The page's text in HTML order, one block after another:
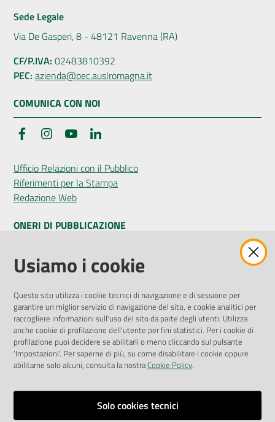
Sede Legale
Via De Gasperi, 8 - 48121 Ravenna (RA)
CF/P.IVA: 02483810392
PEC: azienda@pec.auslromagna.it
COMUNICA CON NOI
FacebookInstagramYouTube
Ufficio Relazioni con il Pubblico
Riferimenti per la Stampa
Redazione Web
ONERI DI PUBBLICAZIONE
Amministrazione Trasparente
Pubblicità legale
Privacy Policy
Attuazione Misure PNRR
Liste di Attesa
ENTI, IMPRESE E PARTNER
Fatturazione Elettronica
Richiesta Patrocinio
Usiamo i cookie
Questo sito utilizza i cookie tecnici di navigazione e di sessione per
garantire un miglior servizio di navigazione del sito, e cookie analitici per
raccogliere informazioni sull'uso del sito da parte degli utenti. Utilizza
anche cookie di profilazione dell'utente per fini statistici. Per i cookie di
profilazione puoi decidere se abilitarli o meno cliccando sul pulsante
'Impostazioni'. Per saperne di più, su come disabilitare i cookie oppure
abilitarne solo alcuni, consulta la nostraCookie Policy.
Solo cookies tecnici